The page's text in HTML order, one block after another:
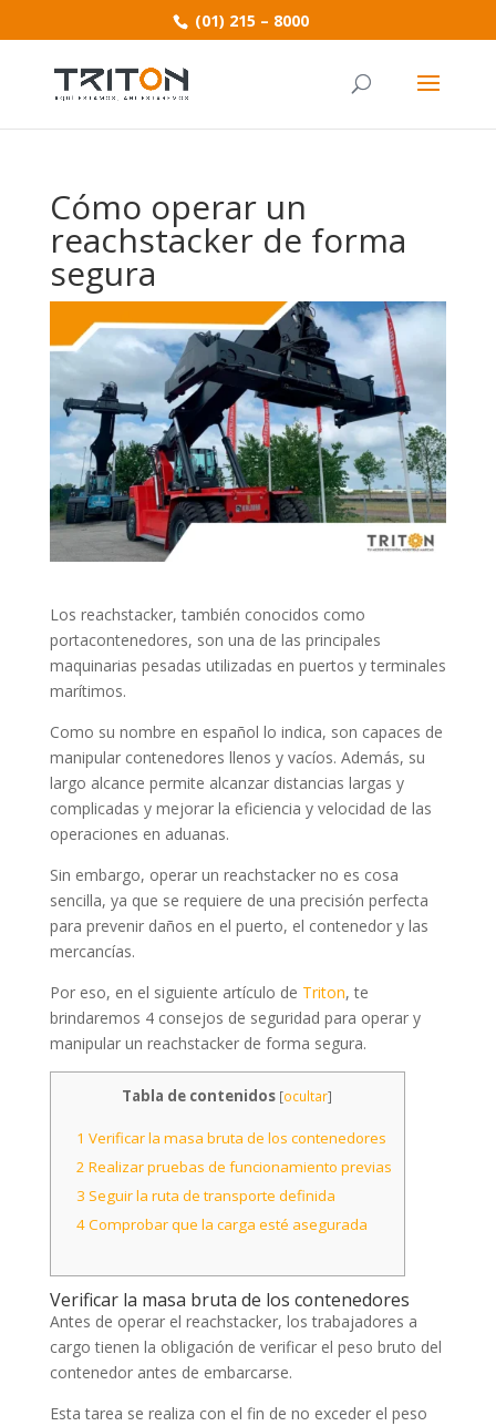
(01) 215 – 8000
Cómo operar un
reachstacker de forma
segura
Los reachstacker, también conocidos como
portacontenedores, son una de las principales
maquinarias pesadas utilizadas en puertos y terminales
marítimos.
Como su nombre en español lo indica, son capaces de
manipular contenedores llenos y vacíos. Además, su
largo alcance permite alcanzar distancias largas y
complicadas y mejorar la eficiencia y velocidad de las
operaciones en aduanas.
Sin embargo, operar un reachstacker no es cosa
sencilla, ya que se requiere de una precisión perfecta
para prevenir daños en el puerto, el contenedor y las
mercancías.
Por eso, en el siguiente artículo de Triton, te
brindaremos 4 consejos de seguridad para operar y
manipular un reachstacker de forma segura.
Tabla de contenidos [ocultar]
1 Verificar la masa bruta de los contenedores
2 Realizar pruebas de funcionamiento previas
3 Seguir la ruta de transporte definida
4Comprobar que la carga esté asegurada
Verificar la masa bruta de los contenedores
Antes de operar el reachstacker, los trabajadores a
cargo tienen la obligación de verificar el peso bruto del
contenedor antes de embarcarse.
Esta tarea se realiza con el fin de no exceder el peso